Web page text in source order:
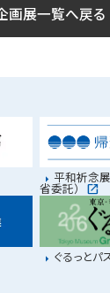
画展一覧へ戻る
平和祈念
省委託）
ぐるっとパ